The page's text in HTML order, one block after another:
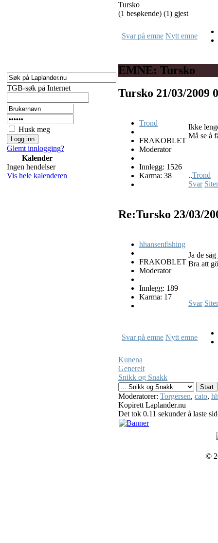
TGB-søk på Internet
Husk meg
Glemt innlogging?
Kalender
Ingen hendelser
Vis hele kalenderen
Tursko
(1 besøkende) (1) gjest
Svar på emne Nytt emne
EMNE: Tursko
Tursko 21/03/2009
Trond
FRAKOBLET
Moderator
Innlegg: 1526
Karma: 38
Ikke
Må se å
..Trond
Svar Siter
Re:Tursko 23/03/
hhansenfishing
FRAKOBLET
Moderator
Innlegg: 189
Karma: 17
Ja de
Bra att
Svar Siter
Svar på emne Nytt emne
Kunena
Generelt
Snikk og Snakk
Moderatorer: Torgersen, cato,
Kopirett Laplander.nu
Det tok 0.11 sekunder å laste
©